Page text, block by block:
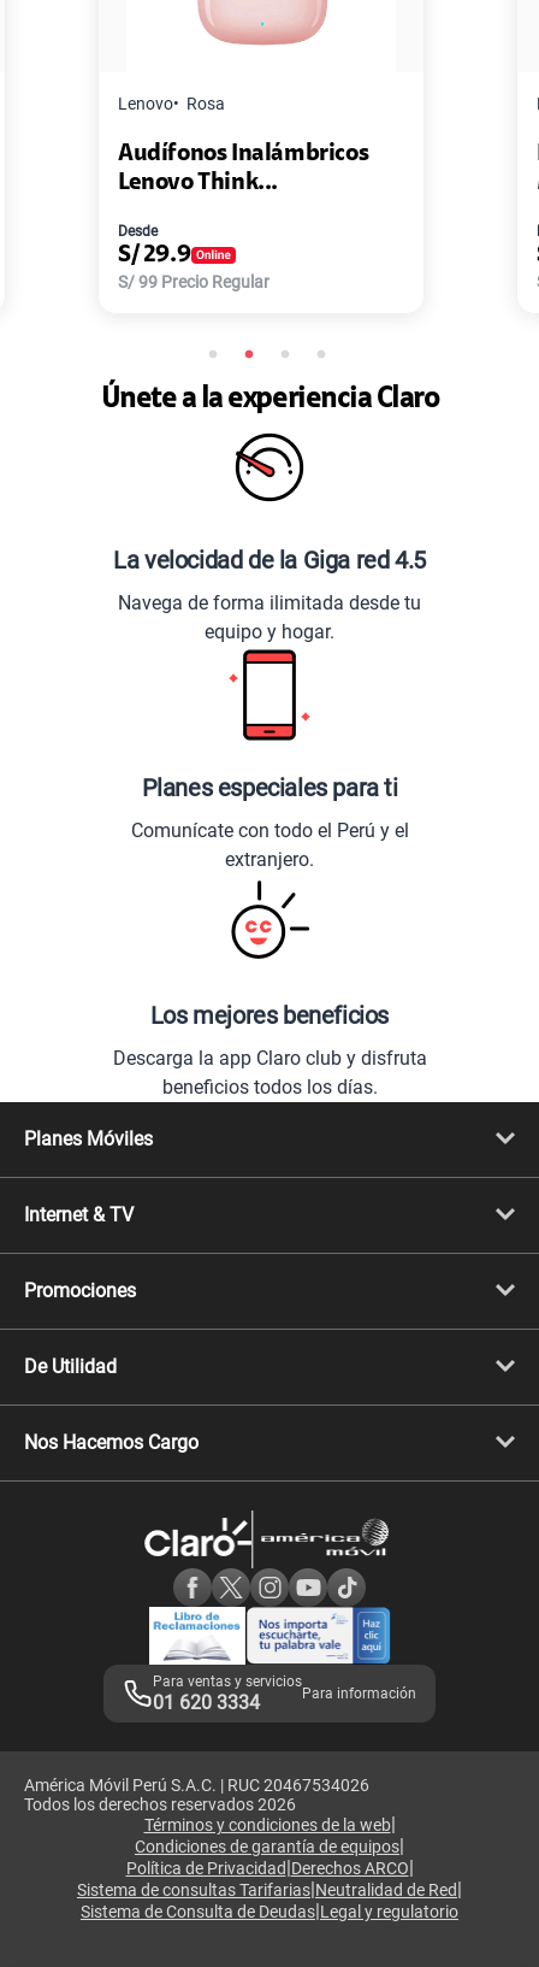
Master G Negro
Pack de 2 Power Bank Mini
Master-G ...
Desde
S/77.9
S/168Precio Regular
Únete a la experiencia Claro
La velocidad de la Giga red 4.5
Navega de forma ilimitada desde tu
equipo y hogar.
Planes especiales para ti
Comunícate con todo el Perú y el
extranjero.
Los mejores beneficios
Descarga la app Claro club y disfruta
beneficios todos los días.
Planes Móviles
Línea Nueva
Línea Adicional
Migración
Internet & TV
Internet + TV
Mejora tu plan
Promociones
Celulares iPhone
Celulares Samsung
Celulares Motorola
De Utilidad
Llamada por llamada
Comprobantes electrónicos
Consulta de IMEI
Nos Hacemos Cargo
Consulta de reclamos
Adquirientes iPhone 6, 6S y SE
Mensaje de Seguridad
Términos y Condiciones de Tienda Claro
Libro de Reclamaciones
Legales de marketplace
Para ventas y servicios
01 620 3334 Para información
América Móvil Perú S.A.C. | RUC 20467534026
Todos los derechos reservados 2026
Términos y condiciones de la web|
Condiciones de garantía de equipos|
Política de Privacidad|Derechos ARCO|
Sistema de consultas Tarifarias|Neutralidad de Red|
Sistema de Consulta de Deudas|Legal y regulatorio